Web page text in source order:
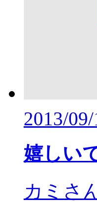
2013/09/
嬉しい
カミさ